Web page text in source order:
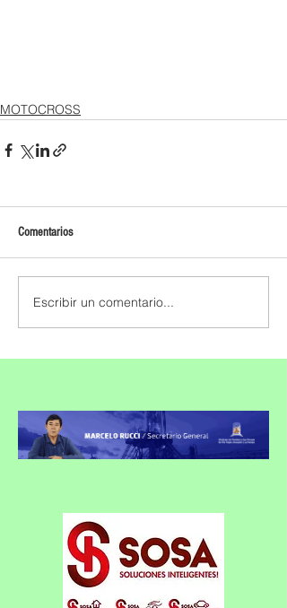
MOTOCROSS
Comentarios
Escribir un comentario...